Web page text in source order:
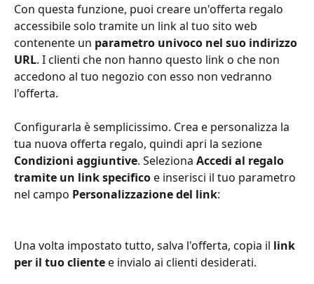
Con questa funzione, puoi creare un'offerta regalo
accessibile solo tramite un link al tuo sito web
contenente un parametro univoco nel suo indirizzo
URL. I clienti che non hanno questo link o che non
accedono al tuo negozio con esso non vedranno
l'offerta.
Configurarla è semplicissimo. Crea e personalizza la
tua nuova offerta regalo, quindi apri la sezione
Condizioni aggiuntive. Seleziona Accedi al regalo
tramite un link specifico e inserisci il tuo parametro
nel campo Personalizzazione del link:
Una volta impostato tutto, salva l'offerta, copia il link
per il tuo cliente e invialo ai clienti desiderati.